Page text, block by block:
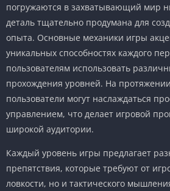
погружаются в захватывающий мир
деталь тщательно продумана для
опыта. Основные механики игры
уникальных способностях каждого
пользователям использовать
прохождения уровней. На
пользователи могут наслаждаться
управлением, что делает игровой
широкой аудитории.
Каждый уровень игры предлагает
препятствия, которые требуют от
ловкости, но и тактического